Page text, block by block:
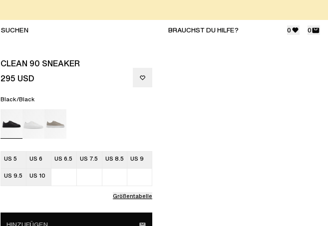
BRAUCHST DU HILFE? 0 0
CLEAN 90 SNEAKER
295 USD
Black/Black
US 5 US 6 US 6.5 US 7.5 US 8.5 US 9
US 9.5 US 10
Größentabelle